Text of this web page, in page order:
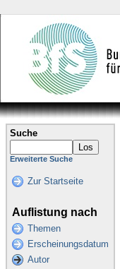
Suche
Erweiterte Suche
Zur Startseite
Auflistung nach
Themen
Erscheinungsdatum
Autor